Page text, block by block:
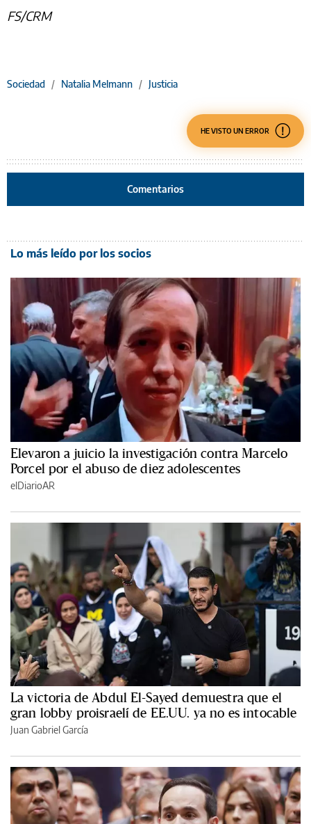
FS/CRM
Sociedad / Natalia Melmann / Justicia
HE VISTO UN ERROR
Comentarios
Lo más leído por los socios
Elevaron a juicio la investigación contra Marcelo
Porcel por el abuso de diez adolescentes
elDiarioAR
La victoria de Abdul El-Sayed demuestra que el
gran lobby proisraelí de EE.UU. ya no es intocable
Juan Gabriel García